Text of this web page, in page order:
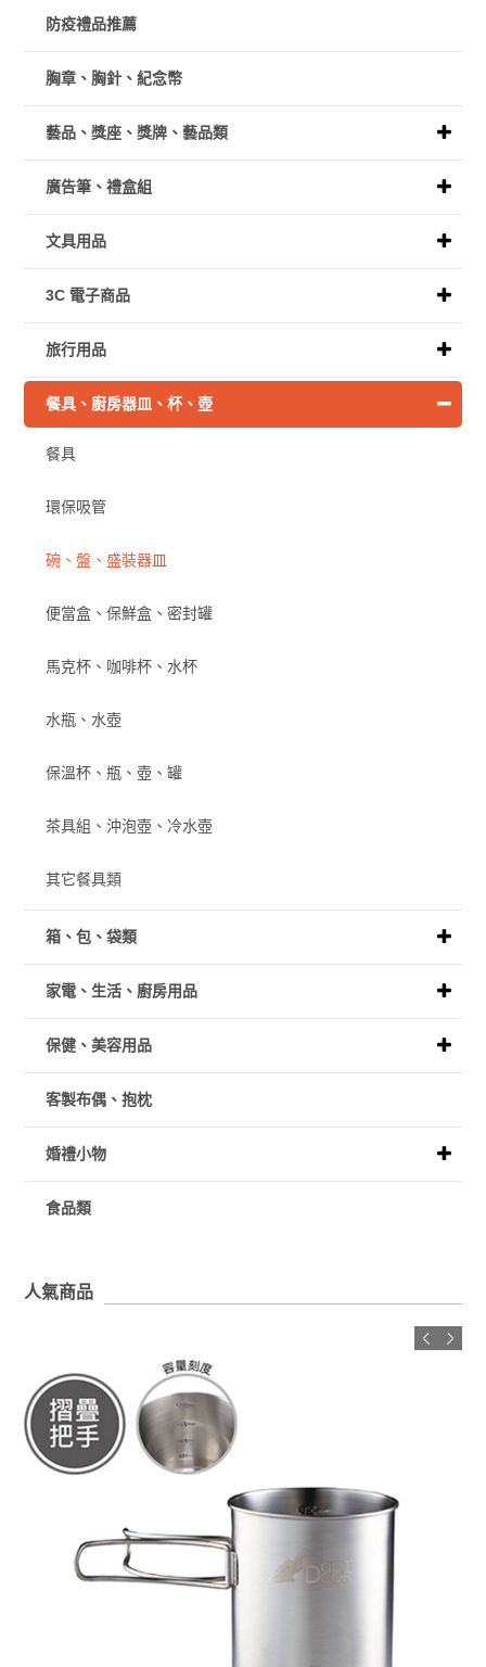
防疫禮品推薦
胸章、胸針、紀念幣
藝品、獎座、獎牌、藝品類
廣告筆、禮盒組
文具用品
3C 電子商品
旅行用品
餐具、廚房器皿、杯、壺
餐具
環保吸管
碗、盤、盛裝器皿
便當盒、保鮮盒、密封罐
馬克杯、咖啡杯、水杯
水瓶、水壺
保溫杯、瓶、壺、罐
茶具組、沖泡壺、冷水壺
其它餐具類
箱、包、袋類
家電、生活、廚房用品
保健、美容用品
客製布偶、抱枕
婚禮小物
食品類
人氣商品